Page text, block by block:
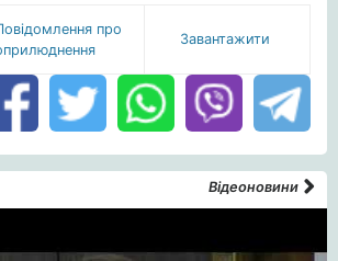
про
Завантажити
Відеоновини